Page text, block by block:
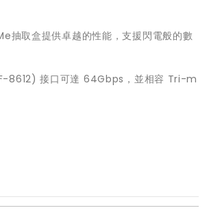
抽取盒提供卓越的性能，支援閃電般的數
8612) 接口可達 64Gbps，並相容 Tri-m